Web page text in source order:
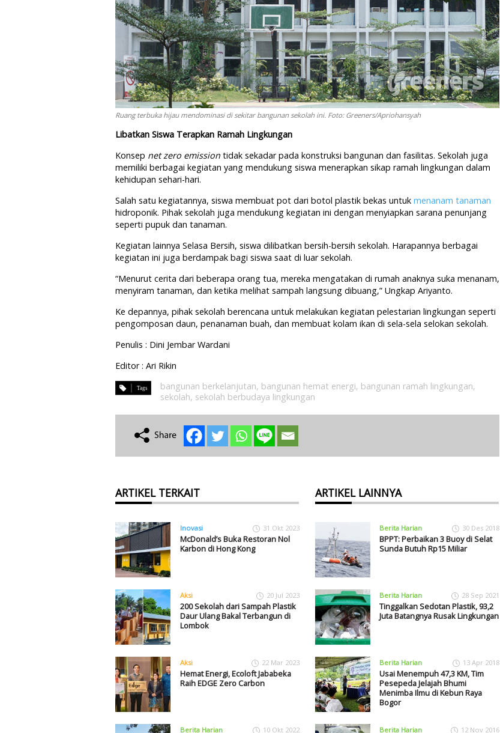
Ruang terbuka hijau mendominasi di sekitar bangunan sekolah ini. Foto: Greeners/Apriohansyah
Libatkan Siswa Terapkan Ramah Lingkungan
Konsep net zero emission tidak sekadar pada konstruksi bangunan dan fasilitas. Sekolah juga
memiliki berbagai kegiatan yang mendukung siswa menerapkan sikap ramah lingkungan dalam
kehidupan sehari-hari.
Salah satu kegiatannya, siswa membuat pot dari botol plastik bekas untuk menanam tanaman
hidroponik. Pihak sekolah juga mendukung kegiatan ini dengan menyiapkan sarana penunjang
seperti pupuk dan tanaman.
Kegiatan lainnya Selasa Bersih, siswa dilibatkan bersih-bersih sekolah. Harapannya berbagai
kegiatan ini juga berdampak bagi siswa saat di luar sekolah.
“Menurut cerita dari beberapa orang tua, mereka mengatakan di rumah anaknya suka menanam,
menyiram tanaman, dan ketika melihat sampah langsung dibuang,” Ungkap Ariyanto.
Ke depannya, pihak sekolah berencana untuk melakukan kegiatan pelestarian lingkungan seperti
pengomposan daun, penanaman buah, dan membuat kolam ikan di sela-sela selokan sekolah.
Penulis : Dini Jembar Wardani
Editor : Ari Rikin
bangunan berkelanjutan, bangunan hemat energi, bangunan ramah lingkungan,
sekolah, sekolah berbudaya lingkungan
ARTIKEL TERKAIT
Inovasi 31 Okt 2023
McDonald’s Buka Restoran Nol
Karbon di Hong Kong
Aksi 20 Jul 2023
200 Sekolah dari Sampah Plastik
Daur Ulang Bakal Terbangun di
Lombok
Aksi 22 Mar 2023
Hemat Energi, Ecoloft Jababeka
Raih EDGE Zero Carbon
Berita Harian 10 Okt 2022
ARTIKEL LAINNYA
Berita Harian 30 Des 2018
BPPT: Perbaikan 3 Buoy di Selat
Sunda Butuh Rp15 Miliar
Berita Harian 28 Sep 2021
Tinggalkan Sedotan Plastik, 93,2
Juta Batangnya Rusak Lingkungan
Berita Harian 13 Apr 2018
Usai Menempuh 47,3 KM, Tim
Pesepeda Jelajah Bhumi
Menimba Ilmu di Kebun Raya
Bogor
Berita Harian 12 Nov 2016